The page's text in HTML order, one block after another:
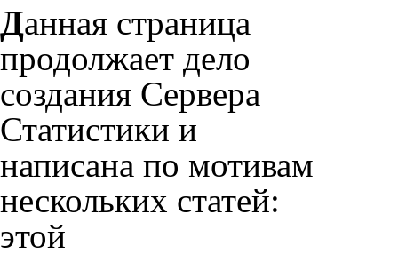
Данная страница
продолжает дело
создания Сервера
Статистики и
написана по мотивам
нескольких статей:
этой